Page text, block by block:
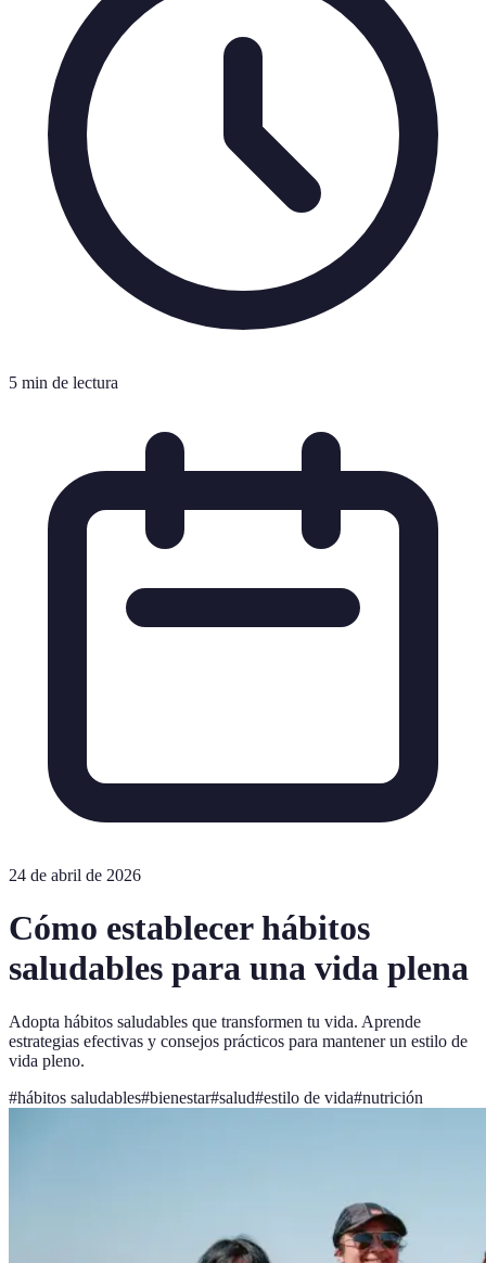
5 min de lectura
24 de abril de 2026
Cómo establecer hábitos
saludables para una vida plena
Adopta hábitos saludables que transformen tu vida. Aprende
estrategias efectivas y consejos prácticos para mantener un estilo de
vida pleno.
#hábitos saludables#bienestar#salud#estilo de vida#nutrición